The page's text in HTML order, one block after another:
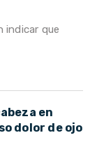
indicar que
en
dolor de ojo